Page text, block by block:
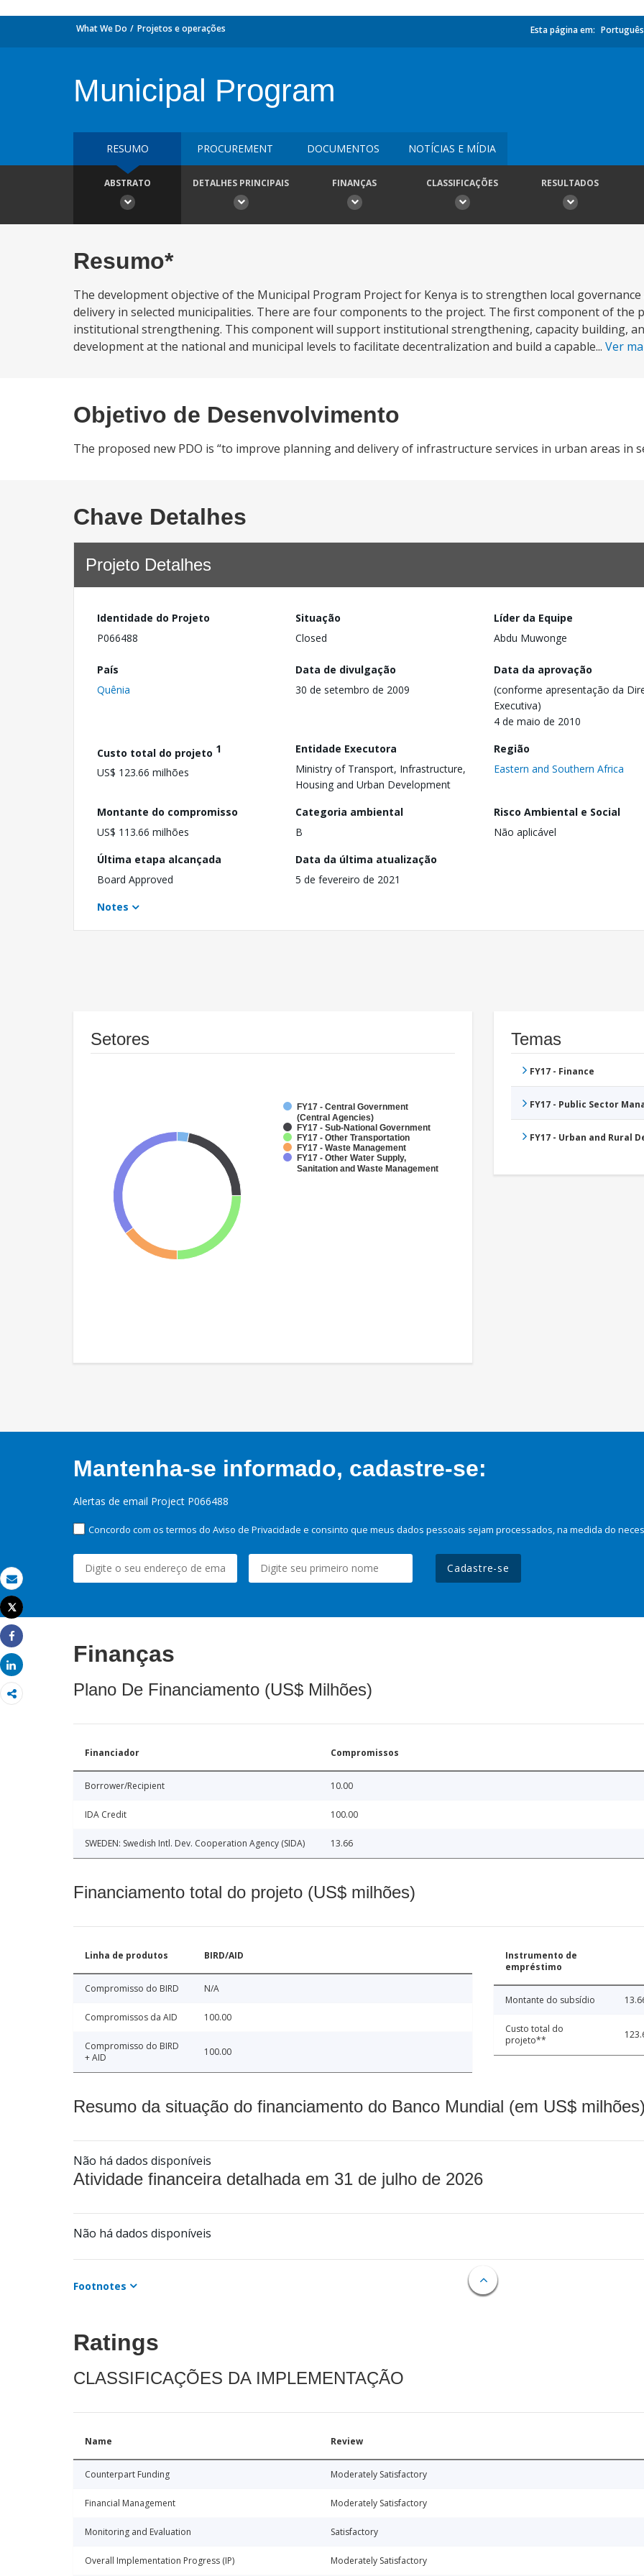
Email
Imprimir
Tweet
Share
Share
What We Do Projetos e operações Esta página em: Português
Municipal Program
RESUMO PROCUREMENT DOCUMENTOS NOTÍCIAS E MÍDIA
ABSTRATO DETALHES PRINCIPAIS FINANÇAS CLASSIFICAÇÕES RESULTADOS
Resumo*
The development objective of the Municipal Program Project for Kenya is to strengthen local governance
delivery in selected municipalities. There are four components to the project. The first component of the
institutional strengthening. This component will support institutional strengthening, capacity building,
development at the national and municipal levels to facilitate decentralization and build a capable... Ver
Objetivo de Desenvolvimento
The proposed new PDO is “to improve planning and delivery of infrastructure services in urban areas in
Chave Detalhes
Projeto Detalhes
Identidade do Projeto
P066488
Situação
Closed
Líder da Equipe
Abdu Muwonge
País
Quênia
Data de divulgação
30 de setembro de 2009
Data da aprovação
(conforme apresentação da
Executiva)
4 de maio de 2010
Custo total do projeto 1
US$ 123.66 milhões
Entidade Executora
Ministry of Transport, Infrastructure,
Housing and Urban Development
Região
Eastern and Southern Africa
Montante do compromisso
US$ 113.66 milhões
Categoria ambiental
B
Risco Ambiental e Social
Não aplicável
Última etapa alcançada
Board Approved
Data da última atualização
5 de fevereiro de 2021
Notes
Setores
FY17 - Central Government
(Central Agencies)
FY17 - Sub-National Government
FY17 - Other Transportation
FY17 - Waste Management
FY17 - Other Water Supply,
Sanitation and Waste Management
Temas
FY17 - Finance
FY17 - Public Sector
FY17 - Urban and Rural
Mantenha-se informado, cadastre-se:
Alertas de email Project P066488
Concordo com os termos do Aviso de Privacidade e consinto que meus dados pessoais sejam processados, na medida do
Cadastre-se
Finanças
Plano De Financiamento (US$ Milhões)
Financiador Compromissos
Borrower/Recipient 10.00
IDA Credit 100.00
SWEDEN: Swedish Intl. Dev. Cooperation Agency (SIDA) 13.66
Financiamento total do projeto (US$ milhões)
Linha de produtos BIRD/AID
Compromisso do BIRD N/A
Compromissos da AID 100.00
Compromisso do BIRD
+ AID
100.00
Instrumento de
empréstimo
Montante do subsídio
Custo total do
projeto**
Resumo da situação do financiamento do Banco Mundial (em US$
Não há dados disponíveis
Atividade financeira detalhada em 31 de julho de 2026
Não há dados disponíveis
Footnotes
Ratings
CLASSIFICAÇÕES DA IMPLEMENTAÇÃO
Name Review
Counterpart Funding Moderately Satisfactory
Financial Management Moderately Satisfactory
Monitoring and Evaluation Satisfactory
Overall Implementation Progress (IP) Moderately Satisfactory